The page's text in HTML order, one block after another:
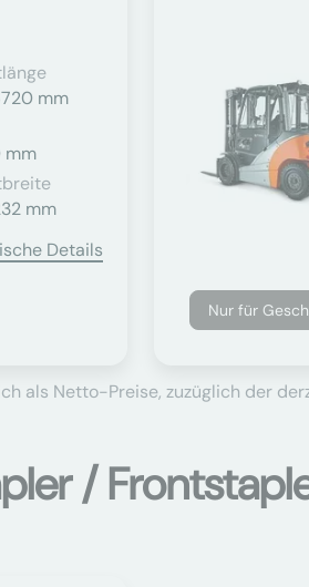
mm
mm
mm
Details
Nur für
als Netto-Preise, zuzüglich der
/